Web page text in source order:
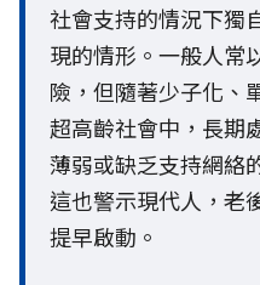
社會支持的情況下獨
現的情形。一般人常
險，但隨著少子化、
超高齡社會中，長期
薄弱或缺乏支持網絡
這也警示現代人，老
提早啟動。